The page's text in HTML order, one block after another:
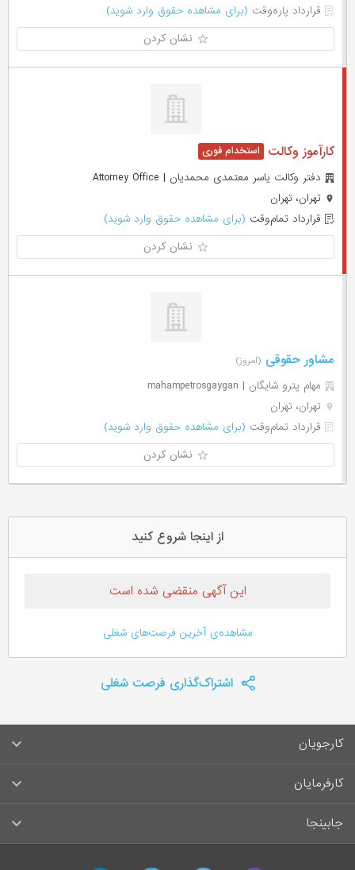
قرارداد پاره‌وقت (برای مشاهده حقوق وارد شوید)
نشان کردن
کارآموز وکالت
دفتر وکالت یاسر معتمدی محمدیان | Attorney Office
تهران، تهران
قرارداد تمام‌وقت (برای مشاهده حقوق وارد شوید)
نشان کردن
مشاور حقوقی (امروز)
مهام پترو شایگان | mahampetrosgaygan
تهران، تهران
قرارداد تمام‌وقت (برای مشاهده حقوق وارد شوید)
نشان کردن
از اینجا شروع کنید
این آگهی منقضی شده است
مشاهده‌ی آخرین فرصت‌های شغلی
اشتراک‌گذاری فرصت شغلی
کارجویان
سوالات متداول کارجویان
لیست مشاغل
کارفرمایان
راهنمای ثبت آگهی استخدام
جابینجا